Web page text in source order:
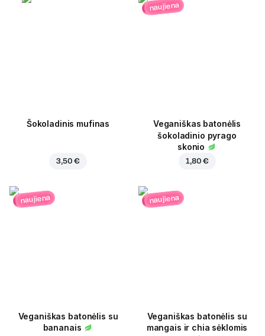
Šokoladinis mufinas
3,50 €
naujiena
Veganiškas batonėlis
šokoladinio pyrago
skonio
1,80 €
naujiena
Veganiškas batonėlis su
bananais
naujiena
Veganiškas batonėlis su
mangais ir chia sėklomis